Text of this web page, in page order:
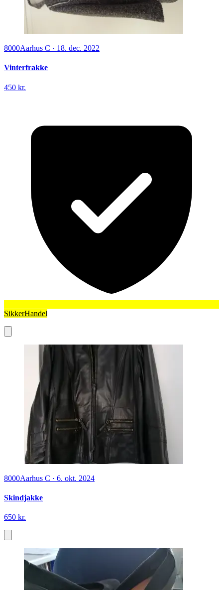
8000Aarhus C · 18. dec. 2022
Vinterfrakke
450 kr.
SikkerHandel
8000Aarhus C · 6. okt. 2024
Skindjakke
650 kr.